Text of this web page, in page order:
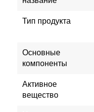
Тип продукта
Основные
компоненты
Активное
вещество